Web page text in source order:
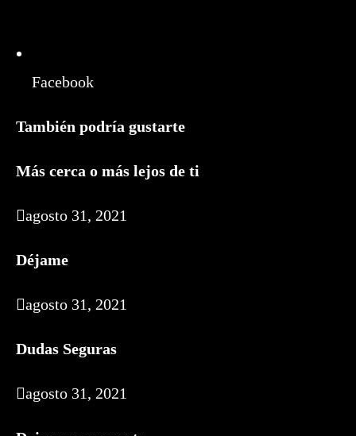
Facebook
También podría gustarte
Más cerca o más lejos de ti
agosto 31, 2021
Déjame
agosto 31, 2021
Dudas Seguras
agosto 31, 2021